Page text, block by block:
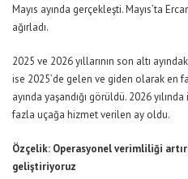
Mayıs ayında gerçekleşti. Mayıs’ta
ağırladı.
2025 ve 2026 yıllarının son altı
ise 2025’de gelen ve giden olarak en
ayında yaşandığı görüldü. 2026
fazla uçağa hizmet verilen ay oldu.
Özçelik: Operasyonel verimliliği
geliştiriyoruz